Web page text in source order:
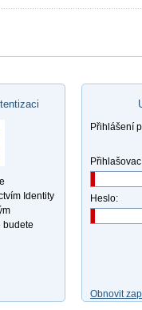
Identity
budete
Přihlášení
Heslo:
Obnovit